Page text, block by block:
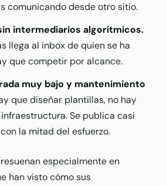
comunicando desde otro sitio.
intermediarios algorítmicos.
llega al inbox de quien se ha
que competir por alcance.
muy bajo y mantenimiento
que diseñar plantillas, no hay
Se publica casi
la mitad del esfuerzo.
especialmente en
han visto cómo sus